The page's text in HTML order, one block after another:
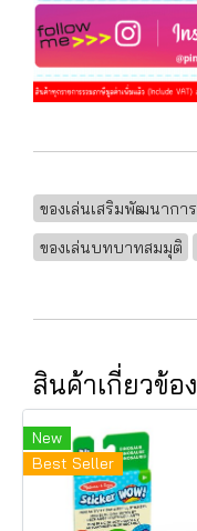
ของเล่นเสริมพัฒนาการ
ของเล่นบทบาทสมมุติ
สินค้าเกี่ยวข้อง
New
Best Seller